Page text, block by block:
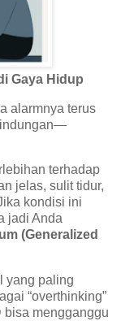
Gaya Hidup
alarmnya terus
terhadap
jelas, sulit tidur,
kondisi ini
jadi Anda
(Generalized
yang paling
“overthinking”
bisa mengganggu